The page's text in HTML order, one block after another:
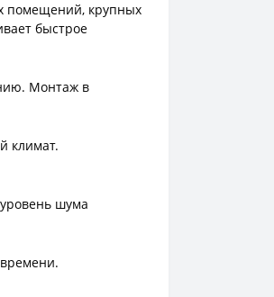
помещений, крупных
быстрое
Монтаж в
климат.
шума